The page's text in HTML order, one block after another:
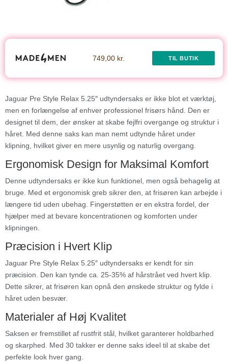
749,00 kr. TIL BUTIK
Jaguar Pre Style Relax 5.25″ udtyndersaks er ikke blot et værktøj,
men en forlængelse af enhver professionel frisørs hånd. Den er
designet til dem, der ønsker at skabe fejlfri overgange og struktur i
håret. Med denne saks kan man nemt udtynde håret under
klipning, hvilket giver en mere usynlig og naturlig overgang.
Ergonomisk Design for Maksimal Komfort
Denne udtyndersaks er ikke kun funktionel, men også behagelig at
bruge. Med et ergonomisk greb sikrer den, at frisøren kan arbejde i
længere tid uden ubehag. Fingerstøtten er en ekstra fordel, der
hjælper med at bevare koncentrationen og komforten under
klipningen.
Præcision i Hvert Klip
Jaguar Pre Style Relax 5.25″ udtyndersaks er kendt for sin
præcision. Den kan tynde ca. 25-35% af hårstrået ved hvert klip.
Dette sikrer, at frisøren kan opnå den ønskede struktur og fylde i
håret uden besvær.
Materialer af Høj Kvalitet
Saksen er fremstillet af rustfrit stål, hvilket garanterer holdbarhed
og skarphed. Med 30 takker er denne saks ideel til at skabe det
perfekte look hver gang.